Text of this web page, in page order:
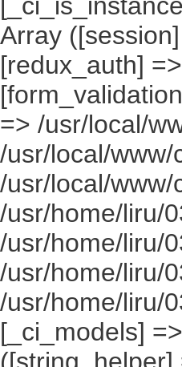
Array
[redux_auth]
=> /usr/local/
/usr/local/
/usr/local/
/usr/home/liru/
/usr/home/liru/
/usr/home/liru/
/usr/home/liru/
[_ci_models]